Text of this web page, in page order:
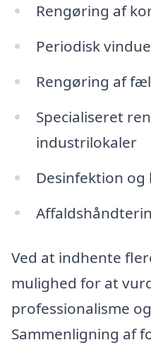
Rengøring af
Periodisk
Rengøring af
Specialiseret
industrilokaler
Desinfektion
Ved at indhente
mulighed for at
professionalisme
Sammenligning af